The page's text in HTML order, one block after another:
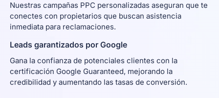
Nuestras campañas PPC personalizadas aseguran que te
conectes con propietarios que buscan asistencia
inmediata para reclamaciones.
Leads garantizados por Google
Gana la confianza de potenciales clientes con la
certificación Google Guaranteed, mejorando la
credibilidad y aumentando las tasas de conversión.